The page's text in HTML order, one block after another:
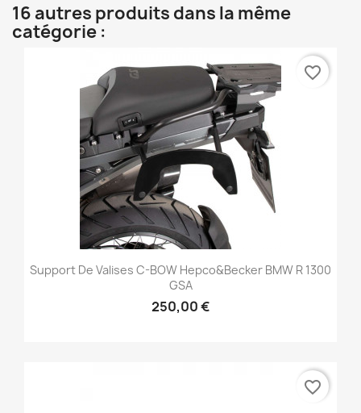
16 autres produits dans la même
catégorie :
Support De Valises C-BOW Hepco&Becker BMW R 1300
GSA
250,00 €
favorite_border
favorite_border